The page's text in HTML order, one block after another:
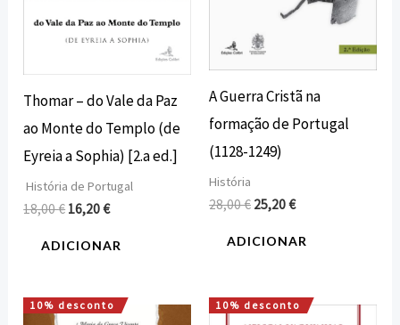
Thomar – do Vale da Paz
ao Monte do Templo (de
Eyreia a Sophia) [2.a ed.]
História de Portugal
18,00€ 16,20€
ADICIONAR
A Guerra Cristã na
formação de Portugal
(1128-1249)
História
28,00€ 25,20€
ADICIONAR
10% desconto
O
O
10% desconto
O
O